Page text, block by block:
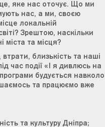
яке нас оточує. Що ми
нас, а ми, своєю
локальній
Зрештою, наскільки
міста та місця?
близькість та наші
час події «І я дивлюсь на
будується навколо
та працюємо вже
та культуру Дніпра;